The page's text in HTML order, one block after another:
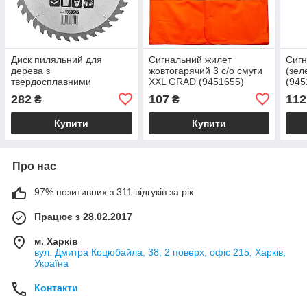
Диск пиляльний для
дерева з
твердосплавними
(30;25.4)×40Т, 6000об/хв
GRAD (1958545)
282 ₴
Купити
Сигнальний жилет
жовтогарячий 3 с/о смуги
XXL GRAD (9451655)
107₴
Купити
112
Про нас
97% позитивних з 311 відгуків за рік
Працює з 28.02.2017
м. Харків
вул. Дмитра Коцюбайла, 38, 2 поверх, офіс 215, Харків,
Україна
Контакти